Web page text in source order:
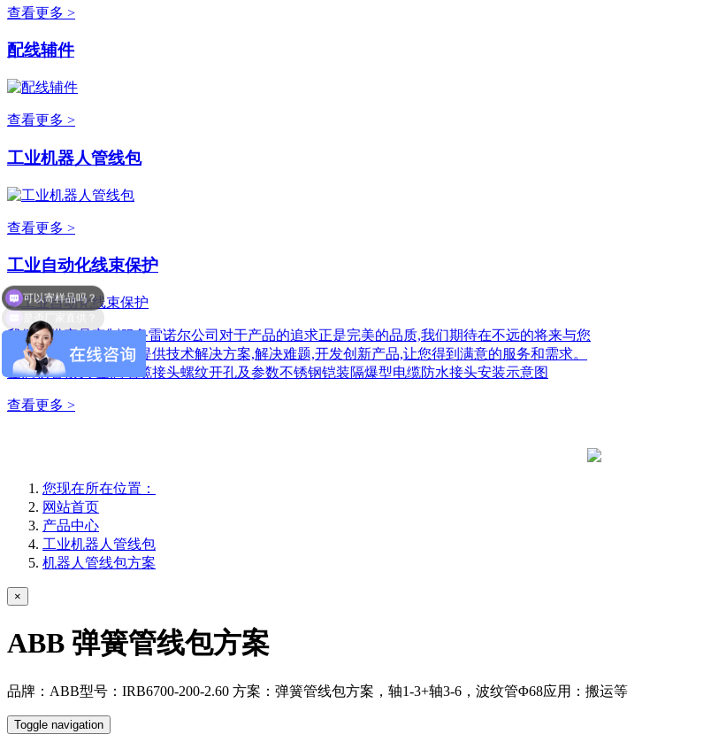
查看更多 >
配线辅件
查看更多 >
工业机器人管线包
查看更多 >
工业自动化线束保护
我们提供产品定制服务雷诺尔公司对于产品的追求正是完美的品质,我们期待在不远的将来与您
有更深度的合作,为您提供技术解决方案,解决难题,开发创新产品,让您得到满意的服务和需求。
金属软管接头/金属电缆接头螺纹开孔及参数不锈钢铠装隔爆型电缆防水接头安装示意图
查看更多 >
您现在所在位置：
网站首页
产品中心
工业机器人管线包
机器人管线包方案
×
ABB 弹簧管线包方案
品牌：ABB型号：IRB6700-200-2.60 方案：弹簧管线包方案，轴1-3+轴3-6，波纹管Φ68应用：搬运等
Toggle navigation
可以寄样品吗？
是否厂家直供？